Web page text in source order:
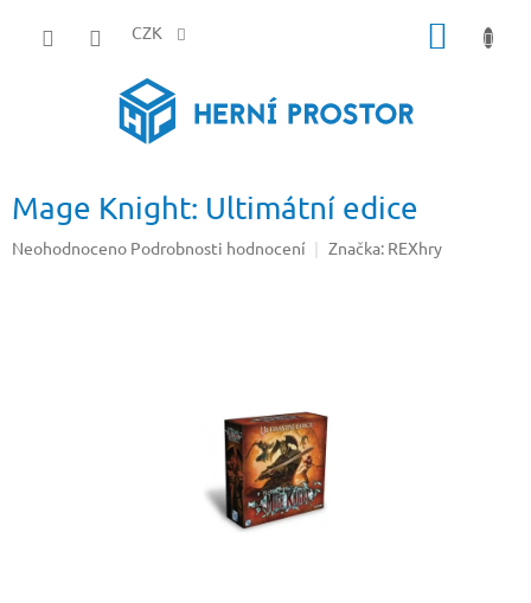
CZK
Mage Knight: Ultimátní edice
Průměrné
Neohodnoceno Podrobnosti hodnocení Značka: REXhry